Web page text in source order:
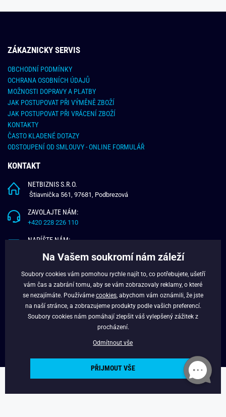
ZÁKAZNICKY SERVIS
OBCHODNÍ PODMÍNKY
OCHRANA OSOBNÍCH ÚDAJŮ
MOŽNOSTI DOPRAVY A PLATBY
JAK POSTUPOVAT PŘI VÝMĚNĚ ZBOŽÍ
JAK POSTUPOVAT PŘI VRÁCENÍ ZBOŽÍ
KONTAKTY
ČASTO KLADENÉ DOTAZY
ODSTOUPENÍ OD SMLOUVY - ONLINE FORMULÁŘ
KONTAKT
NETBIZNIS S.R.O.
Štiavnička 561, 97681, Podbrezová
ZAVOLAJTE NÁM:
+420 228 226 110
NAPÍŠTE NÁM:
O NÁS
VĚRNOSTNÍ PROGRAM
Copyright © 2024 - Budchlap.cz Všechna práva vyhrazena. webdesign ©
Na Vašem soukromí nám záleží
Soubory cookies vám pomohou rychle najít to, co potřebujete, ušetří
vám čas a zabrání tomu, aby se vám zobrazovaly reklamy, o které
se nezajímáte. Používáme cookies , abychom vám oznámili, že jste
na naší stránce, a zobrazujeme produkty podle vašich preferencí.
Soubory cookies nám pomáhají zlepšit váš vylepšený zážitek z
procházení.
Odmítnout vše
PŘIJMOUT VŠE